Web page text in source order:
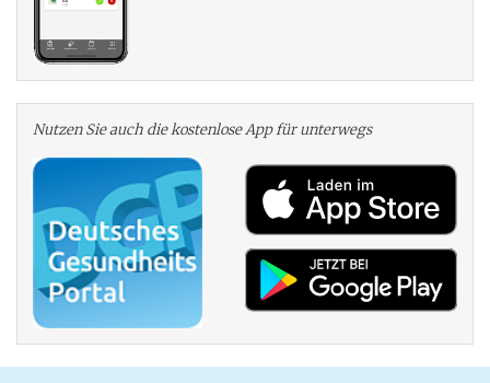
Nutzen Sie auch die kosten­lose App für unterwegs